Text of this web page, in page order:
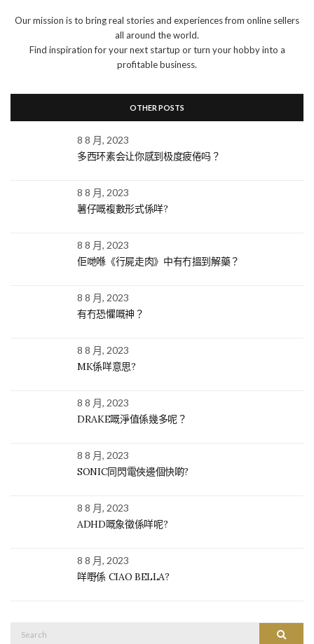
Our mission is to bring real stories and experiences from online sellers
all around the world.
Find inspiration for your next startup or turn your hobby into a
profitable business.
OTHER POSTS
8 8 月, 2023
多西环素会让你感到极度疲倦吗？
8 8 月, 2023
薯仔嘅複數形式係咩?
8 8 月, 2023
佢哋喺《行屍走肉》中有冇搵到解藥？
8 8 月, 2023
有冇恐懼嘅神？
8 8 月, 2023
MK係咩意思?
8 8 月, 2023
DRAKE嘅淨值係幾多呢？
8 8 月, 2023
SONIC同閃電俠邊個快啲?
8 8 月, 2023
ADHD嘅象徵係咩呢?
8 8 月, 2023
咩嘢係 CIAO BELLA?